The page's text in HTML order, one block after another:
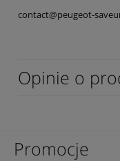
contact@peugeot-
Opinie o
Promocje